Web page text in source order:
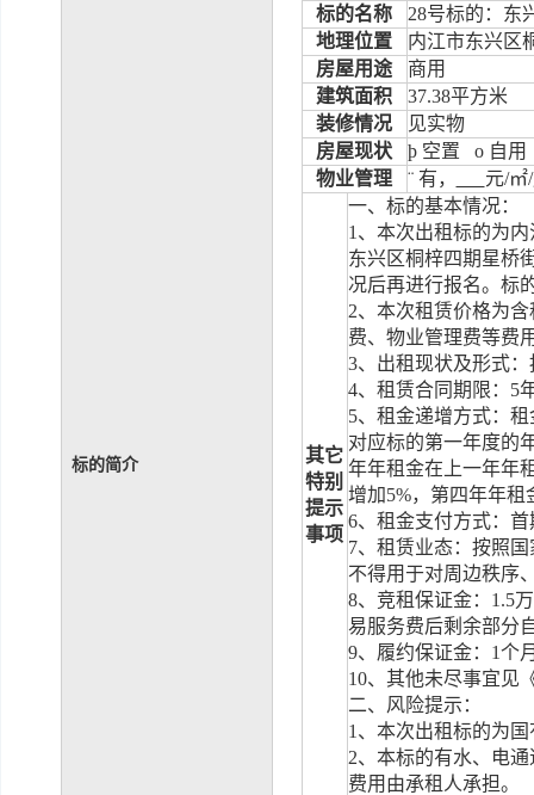
标的简介
标的名称 28号标的：东
地理位置
内江市东兴区
房屋用途
商用
建筑面积
37.38平方米
装修情况
见实物
房屋现状
þ 空置 o 自用
物业管理
¨ 有， 元/㎡/
其它
特别
提示
事项
一、标的基本情况：
1 、本次出租标的为
东兴区桐梓四期星桥
况后再进行报名。 标
2、本次租赁价格为
费、 物业管理费等费
3、 出租现状及形式
4、租赁合同期限： 5
5、租金递增方式：
对应标的第一年度的
年年租金在上一年年
增加5%，第四年年租
6、租金支付方式： 首
7、租赁业态：按照
不得用于对周边秩序
8、竞租保证金： 1.5
易服务费后剩余部分
9、 履约保证金： 1个
10、其他未尽事宜见
二、风险提示：
1 、本次出租标的为
2、本标的有水、电
费用由承租人承担。